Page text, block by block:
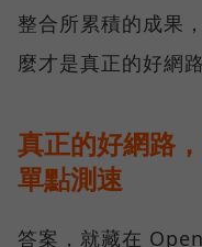
整合所累積的成果
麼才是真正的好網
真正的好網路
單點測速
答案，就藏在